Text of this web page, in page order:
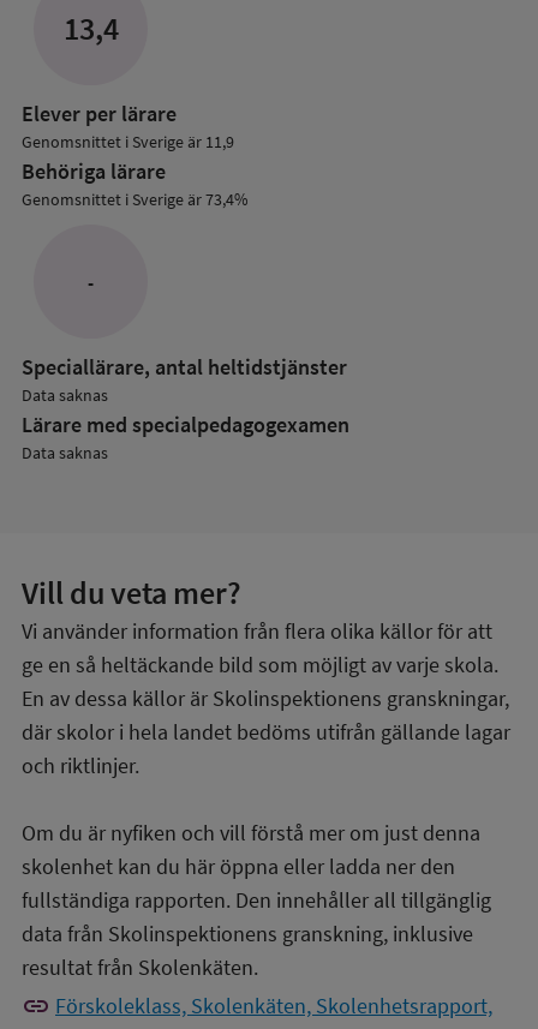
13,4
Elever per lärare
Genomsnittet i Sverige är 11,9
Behöriga lärare
Genomsnittet i Sverige är 73,4%
-
Speciallärare, antal heltidstjänster
Data saknas
Lärare med specialpedagog­examen
Data saknas
Vill du veta mer?
Vi använder information från flera olika källor för att
ge en så heltäckande bild som möjligt av varje skola.
En av dessa källor är Skolinspektionens granskningar,
där skolor i hela landet bedöms utifrån gällande lagar
och riktlinjer.
Om du är nyfiken och vill förstå mer om just denna
skolenhet kan du här öppna eller ladda ner den
fullständiga rapporten. Den innehåller all tillgänglig
data från Skolinspektionens granskning, inklusive
resultat från Skolenkäten.
link Förskoleklass, Skolenkäten, Skolenhetsrapport,